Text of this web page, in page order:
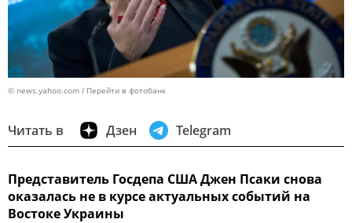
© news.yahoo.com Перейти в фотобанк
Читать в Дзен Telegram
Представитель Госдепа США Джен Псаки снова
оказалась не в курсе актуальных событий на
Востоке Украины